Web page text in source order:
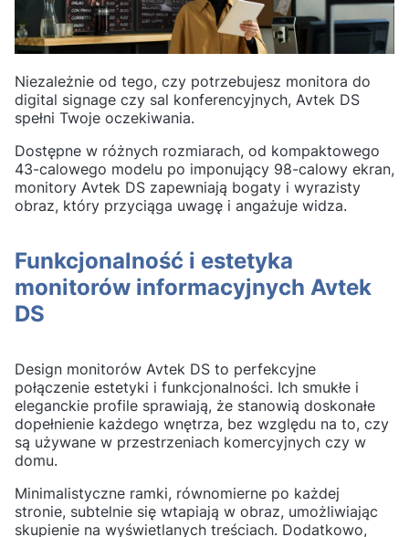
Niezależnie od tego, czy potrzebujesz monitora do
digital signage czy sal konferencyjnych, Avtek DS
spełni Twoje oczekiwania.
Dostępne w różnych rozmiarach, od kompaktowego
43-calowego modelu po imponujący 98-calowy ekran,
monitory Avtek DS zapewniają bogaty i wyrazisty
obraz, który przyciąga uwagę i angażuje widza.
Funkcjonalność i estetyka
monitorów informacyjnych Avtek
DS
Design monitorów Avtek DS to perfekcyjne
połączenie estetyki i funkcjonalności. Ich smukłe i
eleganckie profile sprawiają, że stanowią doskonałe
dopełnienie każdego wnętrza, bez względu na to, czy
są używane w przestrzeniach komercyjnych czy w
domu.
Minimalistyczne ramki, równomierne po każdej
stronie, subtelnie się wtapiają w obraz, umożliwiając
skupienie na wyświetlanych treściach. Dodatkowo,